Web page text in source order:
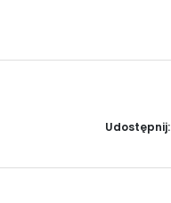
Udostępnij: